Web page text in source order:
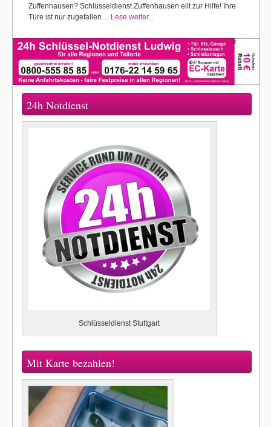
Zuffenhausen? Schlüsseldienst Zuffenhausen eilt zur Hilfe! Ihre
Türe ist nur zugefallen… Lese weiter...
24h Notdienst
Schlüsseldienst Stuttgart
Mit Karte bezahlen!